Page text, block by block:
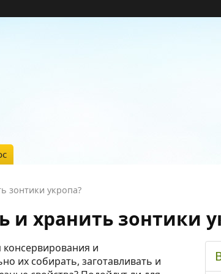
зонтики укропа?
и хранить зонтики
консервирования и
их собирать, заготавливать и